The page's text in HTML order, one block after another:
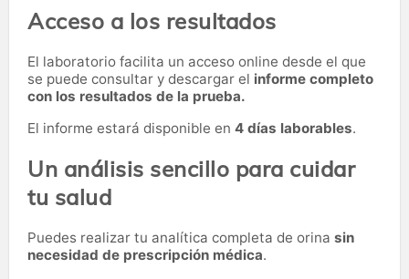
Acceso a los resultados
El laboratorio facilita un acceso online desde el que
se puede consultar y descargar el informe completo
con los resultados de la prueba.
El informe estará disponible en 4 días laborables.
Un análisis sencillo para cuidar
tu salud
Puedes realizar tu analítica completa de orina sin
necesidad de prescripción médica.